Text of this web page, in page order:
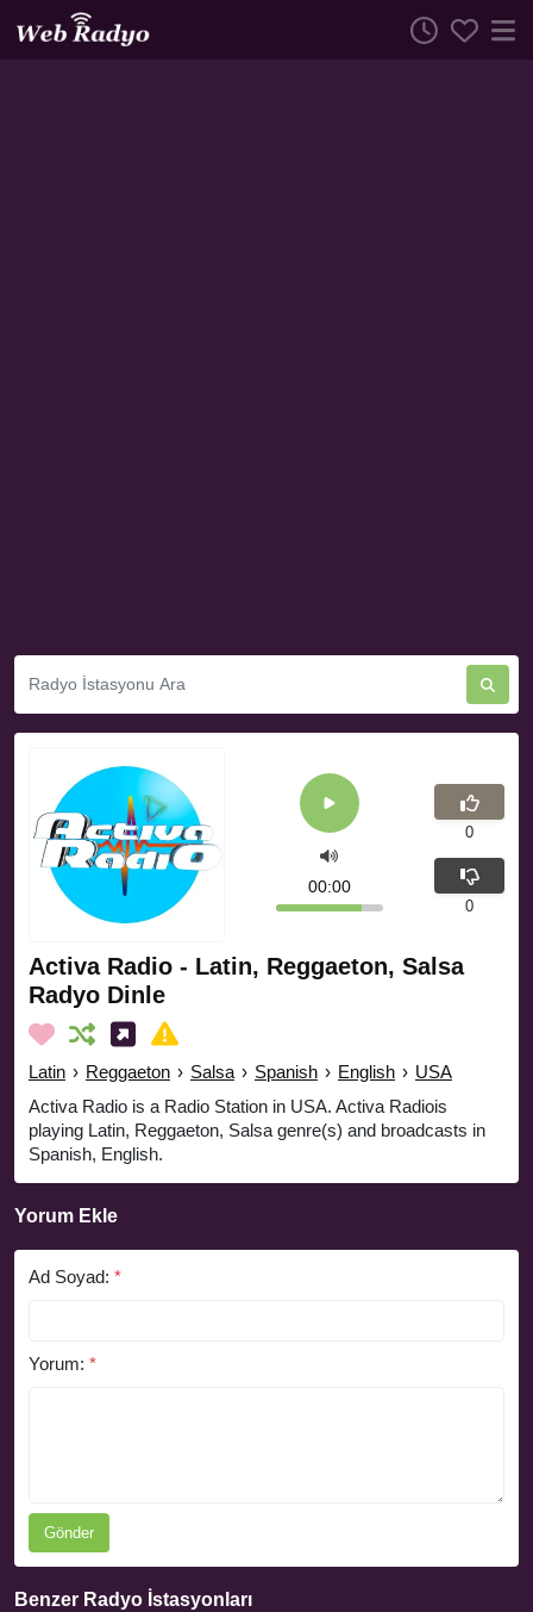
Activa Radio - Latin, Reggaeton, Salsa
Radyo Dinle
Latin › Reggaeton › Salsa › Spanish › English › USA
Activa Radio is a Radio Station in USA. Activa Radiois
playing Latin, Reggaeton, Salsa genre(s) and broadcasts in
Spanish, English.
00:00
0
0
Yorum Ekle
Ad Soyad: *
Yorum: *
Gönder
Benzer Radyo İstasyonları